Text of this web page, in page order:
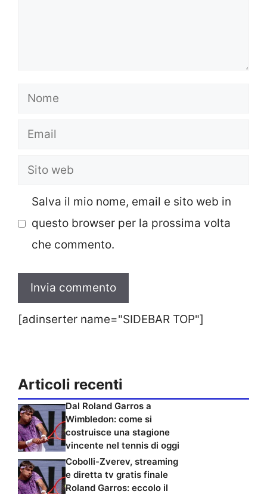
Nome
Email
Sito
Salva il mio nome, email e sito web in
questo browser per la prossima volta
che commento.
[adinserter name="SIDEBAR TOP"]
Articoli recenti
Dal Roland Garros a
Wimbledon: come si
costruisce una stagione
vincente nel tennis di oggi
Cobolli-Zverev, streaming
e diretta tv gratis finale
Roland Garros: eccolo il